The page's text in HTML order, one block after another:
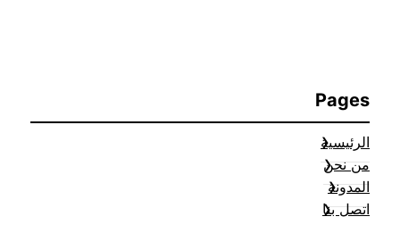
Pages
الرئيسية
من نحن
المدونة
اتصل بنا